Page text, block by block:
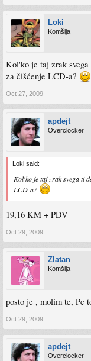
Loki
Komšija
Kol'ko je taj zrak
za čišćenje LCD-a?
Oct 27, 2009
apdejt
Overclocker
Loki said:
Kol'ko je taj zrak svega ti
LCD-a?
19,16 KM + PDV
Oct 29, 2009
Zlatan
Komšija
posto je , molim te, Pc
Oct 29, 2009
apdejt
Overclocker